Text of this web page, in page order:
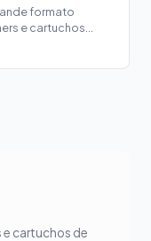
formato
e cartuchos...
cartuchos de